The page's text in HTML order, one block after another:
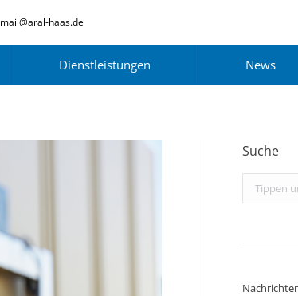
mail@aral-haas.de
Dienstleistungen News
Suche
Search: